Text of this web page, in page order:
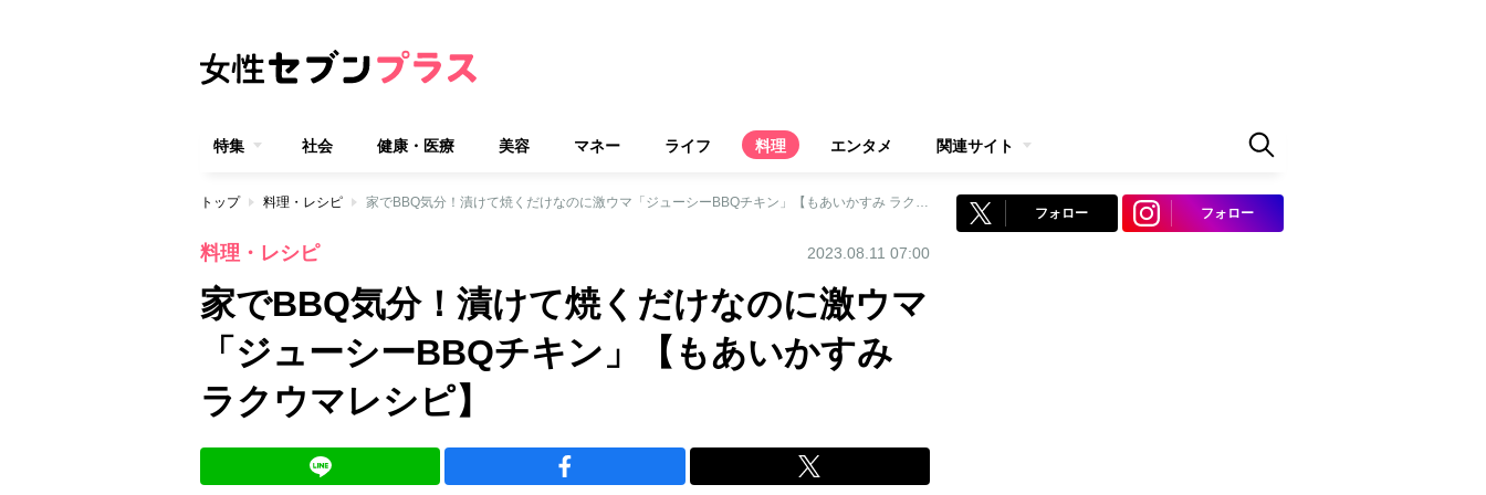
特集 社会 健康・医療 美容 マネー ライフ 料理 エンタメ 関連サイト
トップ 料理・レシピ 家でBBQ気分！漬けて焼くだけなのに激ウマ「ジューシーBBQチキン」【もあいかすみ ラクウマレシピ】
料理・レシピ 2023.08.11 07:00
家でBBQ気分！漬けて焼くだけなのに激ウマ
「ジューシーBBQチキン」【もあいかすみ
ラクウマレシピ】
フォロー フォロー